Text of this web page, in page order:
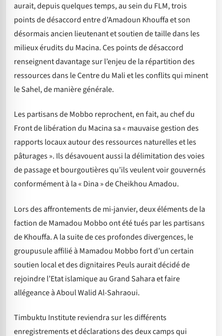
aurait, depuis quelques temps, au sein du FLM, trois
points de désaccord entre d’Amadoun Khouffa et son
désormais ancien lieutenant et soutien de taille dans les
milieux érudits du Macina. Ces points de désaccord
renseignent davantage sur l’enjeu de la répartition des
ressources dans le Centre du Mali et les conflits qui minent
le Sahel, de manière générale.
Les partisans de Mobbo reprochent, en fait, au chef du
Front de libération du Macina sa « mauvaise gestion des
rapports locaux autour des ressources naturelles et les
pâturages ». Ils désavouent aussi la délimitation des voies
de passage et bourgoutières qu’ils veulent voir gouvernés
conformément à la « Dina » de Cheikhou Amadou.
Lors des affrontements de mi-janvier, deux éléments de la
faction de Mamadou Mobbo ont été tués par les partisans
de Khouffa. A la suite de ces profondes divergences, le
groupusule affilié à Mamadou Mobbo fort d’un certain
soutien local et des dignitaires Peuls aurait décidé de
rejoindre l’Etat islamique au Grand Sahara et faire
allégeance à Aboul Walid Al-Sahraoui.
Timbuktu Institute reviendra sur les différents
enregistrements et déclarations des deux camps qui